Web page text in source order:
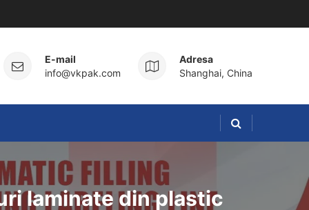
E-mail
info@vkpak.com
Adresa
Shanghai, China
laminate din plastic